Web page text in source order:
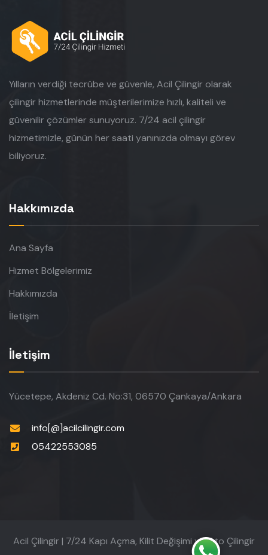
Yılların verdiği tecrübe ve güvenle, Acil Çilingir olarak
çilingir hizmetlerinde müşterilerimize hızlı, kaliteli ve
güvenilir çözümler sunuyoruz. 7/24 acil çilingir
hizmetimizle, günün her saati yanınızda olmayı görev
biliyoruz.
Hakkımızda
Ana Sayfa
Hizmet Bölgelerimiz
Hakkımızda
İletişim
İletişim
Yücetepe, Akdeniz Cd. No:31, 06570 Çankaya/Ankara
info[@]acilcilingir.com
05422553085
Acil Çilingir | 7/24 Kapı Açma, Kilit Değişimi ve Oto Çilingir